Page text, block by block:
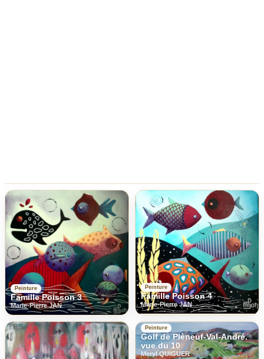
Peinture
Famille Poisson 3
Marie-Pierre JAN
Peinture
Famille Poisson 4
Marie-Pierre JAN
Peinture
Golf de Plèneuf-Val-André.
vue du 10
Meryl QUIGUER